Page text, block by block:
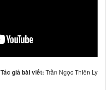
Tác giả bài viết: Trần Ngọc Thiên Ly